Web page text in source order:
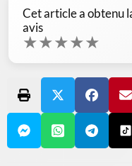
Cet article a obtenu
avis
★★★★★